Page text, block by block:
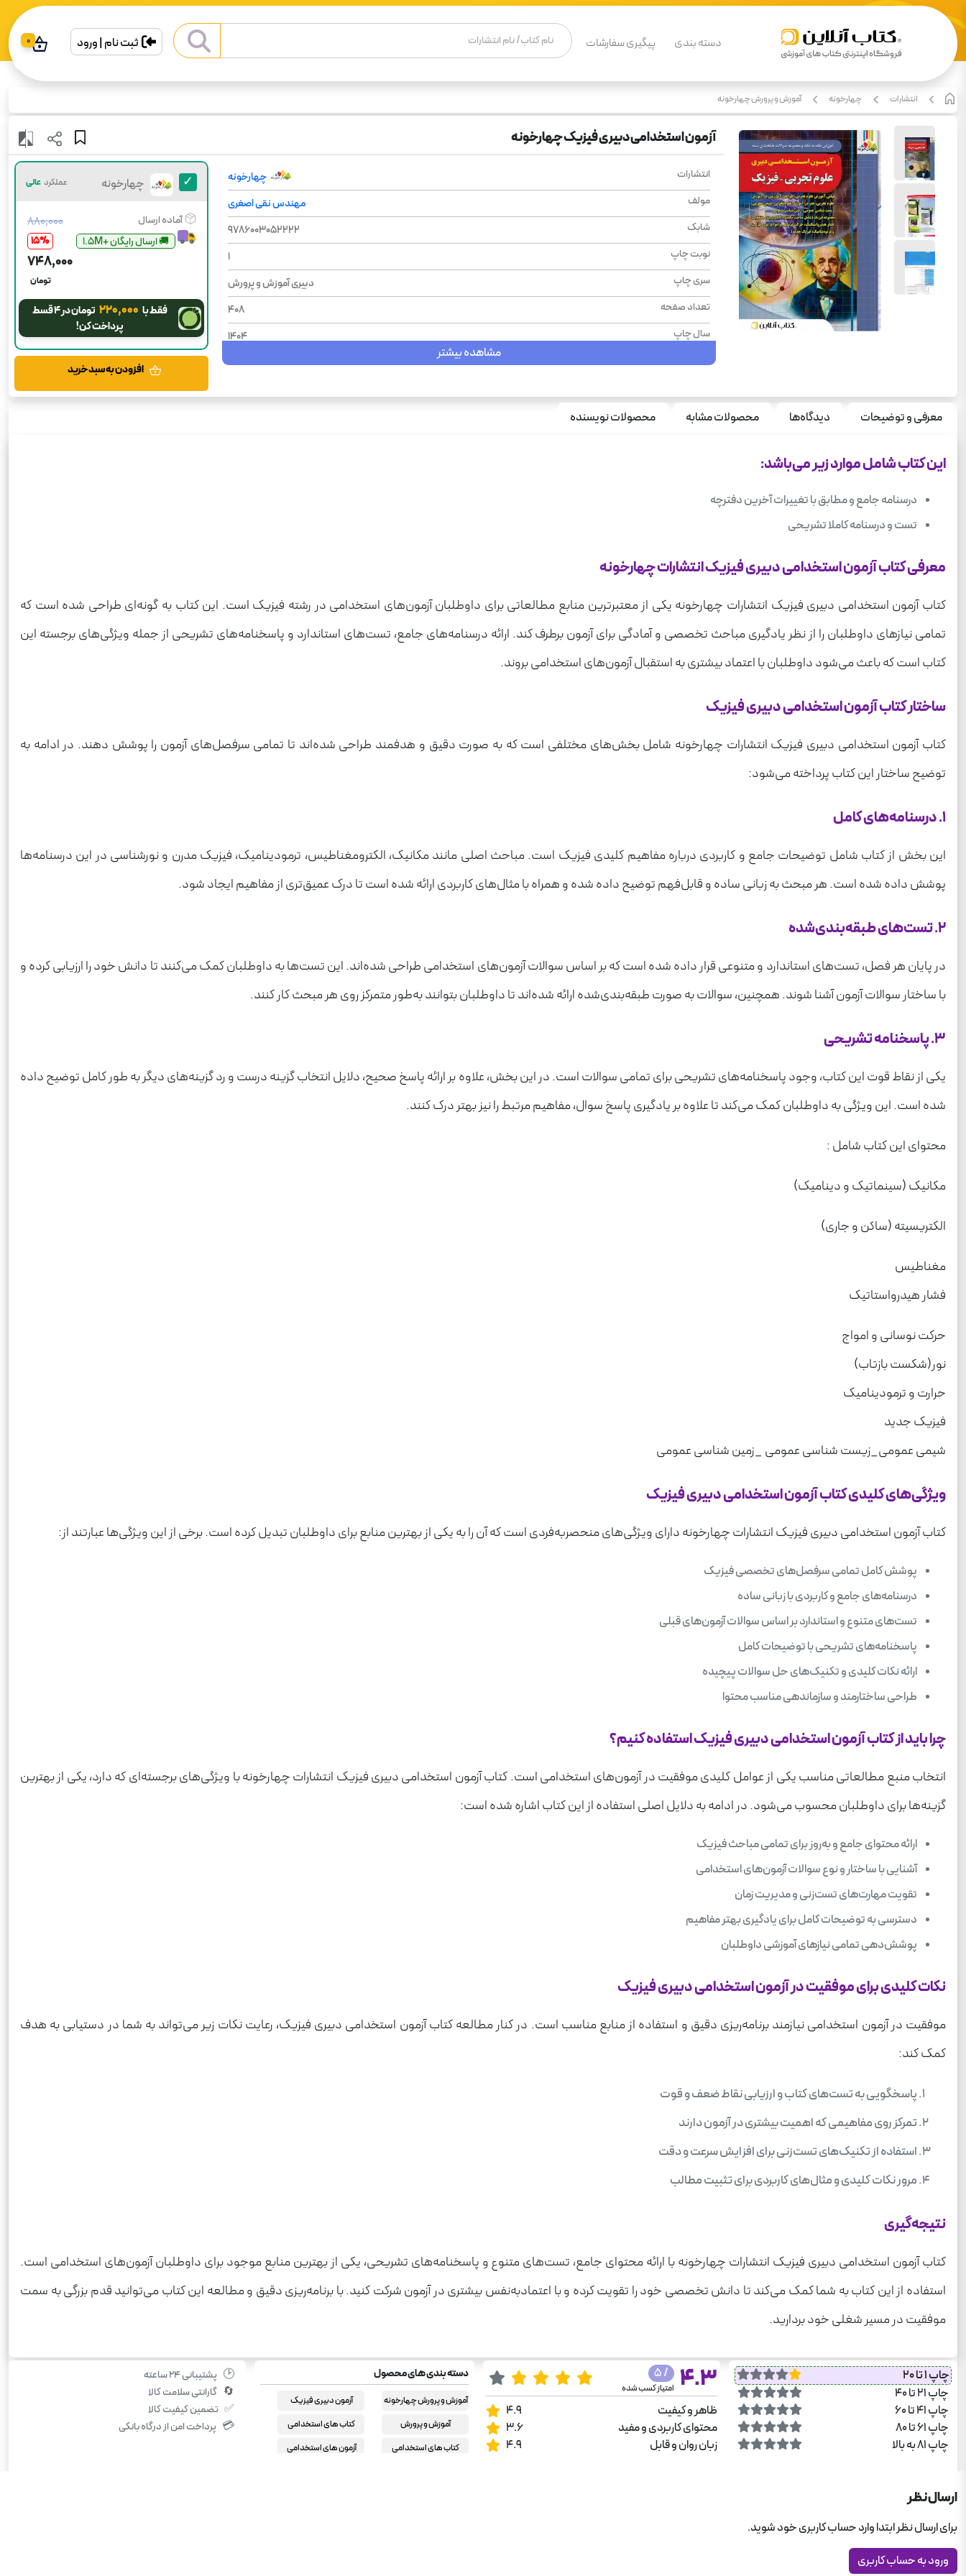
دسته بندی پیگیری سفارشات ثبت نام | ورود 0
انتشارات چهارخونه آموزش و پرورش چهارخونه
آزمون استخدامی دبیری فیزیک چهارخونه
انتشارات
چهارخونه
مولف
مهندس نقی اصغری
شابک
9786003052222
نوبت چاپ
1
سری چاپ
دبیری آموزش و پرورش
تعداد صفحه
408
سال چاپ
1404
شومیز
رشته
مشاهده بیشتر
چهارخونه عملکرد عالی
آماده ارسال
😍آخرین چاپ
۸۸۰٬۰۰۰
15%
۷۴۸٬۰۰۰
تومان
فقط با ۲۲۰٬۰۰۰
تومان در ۴ قسط
پرداخت کن!
افزودن به سبد خرید
معرفی و توضیحات دیدگاه‌ها محصولات مشابه محصولات نویسنده
این کتاب شامل موارد زیر می‌باشد:
درسنامه جامع و مطابق با تغییرات آخرین دفترچه
تست و درسنامه کاملا تشریحی
معرفی کتاب آزمون استخدامی دبیری فیزیک انتشارات چهارخونه
کتاب آزمون استخدامی دبیری فیزیک انتشارات چهارخونه یکی از معتبرترین منابع مطالعاتی برای داوطلبان آزمون‌های استخدامی در رشته فیزیک است. این کتاب به گونه‌ای طراحی شده است که
تمامی نیازهای داوطلبان را از نظر یادگیری مباحث تخصصی و آمادگی برای آزمون برطرف کند. ارائه درسنامه‌های جامع، تست‌های استاندارد و پاسخنامه‌های تشریحی از جمله ویژگی‌های برجسته این
کتاب است که باعث می‌شود داوطلبان با اعتماد بیشتری به استقبال آزمون‌های استخدامی بروند.
ساختار کتاب آزمون استخدامی دبیری فیزیک
کتاب آزمون استخدامی دبیری فیزیک انتشارات چهارخونه شامل بخش‌های مختلفی است که به صورت دقیق و هدفمند طراحی شده‌اند تا تمامی سرفصل‌های آزمون را پوشش دهند. در ادامه به
توضیح ساختار این کتاب پرداخته می‌شود:
1. درسنامه‌های کامل
این بخش از کتاب شامل توضیحات جامع و کاربردی درباره مفاهیم کلیدی فیزیک است. مباحث اصلی مانند مکانیک، الکترومغناطیس، ترمودینامیک، فیزیک مدرن و نورشناسی در این درسنامه‌ها
پوشش داده شده است. هر مبحث به زبانی ساده و قابل‌فهم توضیح داده شده و همراه با مثال‌های کاربردی ارائه شده است تا درک عمیق‌تری از مفاهیم ایجاد شود.
2. تست‌های طبقه‌بندی‌شده
در پایان هر فصل، تست‌های استاندارد و متنوعی قرار داده شده است که بر اساس سوالات آزمون‌های استخدامی طراحی شده‌اند. این تست‌ها به داوطلبان کمک می‌کنند تا دانش خود را ارزیابی کرده و
با ساختار سوالات آزمون آشنا شوند. همچنین، سوالات به صورت طبقه‌بندی‌شده ارائه شده‌اند تا داوطلبان بتوانند به‌طور متمرکز روی هر مبحث کار کنند.
3. پاسخنامه تشریحی
یکی از نقاط قوت این کتاب، وجود پاسخنامه‌های تشریحی برای تمامی سوالات است. در این بخش، علاوه بر ارائه پاسخ صحیح، دلایل انتخاب گزینه درست و رد گزینه‌های دیگر به طور کامل توضیح داده
شده است. این ویژگی به داوطلبان کمک می‌کند تا علاوه بر یادگیری پاسخ سوال، مفاهیم مرتبط را نیز بهتر درک کنند.
محتوای این کتاب شامل :
مکانیک (سینماتیک و دینامیک)
الکتریسیته (ساکن و جاری)
مغناطیس
فشار هیدرواستاتیک
حرکت نوسانی و امواج
نور(شکست بازتاب)
حرارت و ترمودینامیک
فیزیک جدید
شیمی عمومی_زیست شناسی عمومی _زمین شناسی عمومی
ویژگی‌های کلیدی کتاب آزمون استخدامی دبیری فیزیک
کتاب آزمون استخدامی دبیری فیزیک انتشارات چهارخونه دارای ویژگی‌های منحصربه‌فردی است که آن را به یکی از بهترین منابع برای داوطلبان تبدیل کرده است. برخی از این ویژگی‌ها عبارتند از:
پوشش کامل تمامی سرفصل‌های تخصصی فیزیک
درسنامه‌های جامع و کاربردی با زبانی ساده
تست‌های متنوع و استاندارد بر اساس سوالات آزمون‌های قبلی
پاسخنامه‌های تشریحی با توضیحات کامل
ارائه نکات کلیدی و تکنیک‌های حل سوالات پیچیده
طراحی ساختارمند و سازماندهی مناسب محتوا
چرا باید از کتاب آزمون استخدامی دبیری فیزیک استفاده کنیم؟
انتخاب منبع مطالعاتی مناسب یکی از عوامل کلیدی موفقیت در آزمون‌های استخدامی است. کتاب آزمون استخدامی دبیری فیزیک انتشارات چهارخونه با ویژگی‌های برجسته‌ای که دارد، یکی از بهترین
گزینه‌ها برای داوطلبان محسوب می‌شود. در ادامه به دلایل اصلی استفاده از این کتاب اشاره شده است:
ارائه محتوای جامع و به‌روز برای تمامی مباحث فیزیک
آشنایی با ساختار و نوع سوالات آزمون‌های استخدامی
تقویت مهارت‌های تست‌زنی و مدیریت زمان
دسترسی به توضیحات کامل برای یادگیری بهتر مفاهیم
پوشش‌دهی تمامی نیازهای آموزشی داوطلبان
نکات کلیدی برای موفقیت در آزمون استخدامی دبیری فیزیک
موفقیت در آزمون استخدامی نیازمند برنامه‌ریزی دقیق و استفاده از منابع مناسب است. در کنار مطالعه کتاب آزمون استخدامی دبیری فیزیک، رعایت نکات زیر می‌تواند به شما در دستیابی به هدف
کمک کند:
پاسخگویی به تست‌های کتاب و ارزیابی نقاط ضعف و قوت
تمرکز روی مفاهیمی که اهمیت بیشتری در آزمون دارند
استفاده از تکنیک‌های تست‌زنی برای افزایش سرعت و دقت
مرور نکات کلیدی و مثال‌های کاربردی برای تثبیت مطالب
نتیجه‌گیری
کتاب آزمون استخدامی دبیری فیزیک انتشارات چهارخونه با ارائه محتوای جامع، تست‌های متنوع و پاسخنامه‌های تشریحی، یکی از بهترین منابع موجود برای داوطلبان آزمون‌های استخدامی است.
استفاده از این کتاب به شما کمک می‌کند تا دانش تخصصی خود را تقویت کرده و با اعتمادبه‌نفس بیشتری در آزمون شرکت کنید. با برنامه‌ریزی دقیق و مطالعه این کتاب می‌توانید قدم بزرگی به سمت
موفقیت در مسیر شغلی خود بردارید.
چاپ 1 تا 20
چاپ 21 تا 40
چاپ 41 تا 60
چاپ 61 تا 80
چاپ 81 به بالا
4.3
/ 5
امتیاز کسب شده
ظاهر و کیفیت
4.9
محتوای کاربردی و مفید
3.6
زبان روان و قابل
4.9
دسته بندی های محصول
آموزش و پرورش چهارخونه
آزمون دبیری فیزیک
آموزش و پرورش
کتاب های استخدامی
کتاب های استخدامی
آزمون های استخدامی
🕑 پشتیبانی ۲۴ ساعته
🔄 گارانتی سلامت کالا
✅ تضمین کیفیت کالا
💳 پرداخت امن از درگاه بانکی
ارسال نظر
برای ارسال نظر ابتدا وارد حساب کاربری خود شوید.
ورود به حساب کاربری